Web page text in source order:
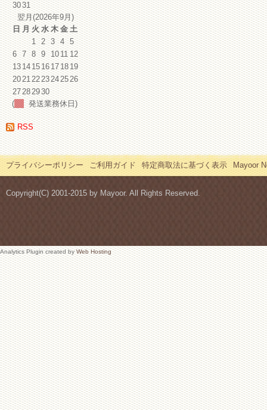
3031
翌月(2026年9月)
日 月 火 水 木 金 土
1 2 3 4 5
6 7 8 9 1011 12
13141516171819
20212223242526
27282930
(
発送業務休日)
RSS
プライバシーポリシー ご利用ガイド 特定商取法に基づく表示 Mayoor
Copyright(C) 2001-2015 by Mayoor. All Rights Reserved.
Analytics Plugin created byWeb Hosting